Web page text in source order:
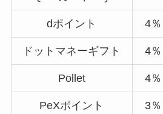
dポイント 4％
ドットマネーギフト 4％
Pollet 4％
PeXポイント 3％